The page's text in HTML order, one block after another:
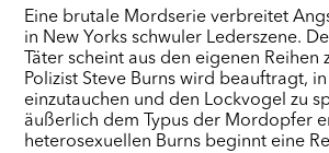
Eine brutale Mordserie verbreitet
in New Yorks schwuler Lederszene.
Täter scheint aus den eigenen Reihen
Polizist Steve Burns wird beauftragt,
einzutauchen und den Lockvogel zu
äußerlich dem Typus der Mordopfer
heterosexuellen Burns beginnt eine